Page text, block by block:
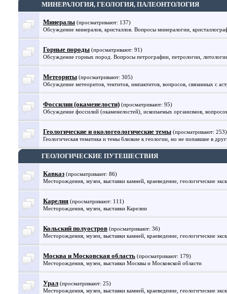
МИНЕРАЛОГИЯ, ГЕОЛОГИЯ, ПАЛЕОНТОЛОГИЯ
Минералы (просматривают: 137)
Обсуждение минералов, кристаллов. Вопросы минералогии,
Горные породы (просматривают: 91)
Обсуждение горных пород. Вопросы петрографии, петрологии,
Метеориты (просматривают: 305)
Обсуждение метеоритов, тектитов, импактитов, вопросов, связанных с
Фоссилии (окаменелости) (просматривают: 95)
Обсуждение фоссилий (окаменелостей), ископаемых организмов,
Геологические и окологеологические темы (просматривают: 253)
Геологическая тематика и темы близкие к геологии, но не попавшие в
ГЕОЛОГИЧЕСКИЕ ПУТЕШЕСТВИЯ
Кавказ (просматривают: 86)
Месторождения, музеи, выставки камней, краеведение, геологические
Карелия (просматривают: 111)
Месторождения, музеи, выставки Карелии
Кольский полуостров (просматривают: 36)
Месторождения, музеи, выставки камней, краеведение, геологические
Москва и Московская область (просматривают: 179)
Месторождения, музеи, выставки Москвы и Московской области
Урал (просматривают: 25)
Месторождения, музеи, выставки камней, краеведение, геологические